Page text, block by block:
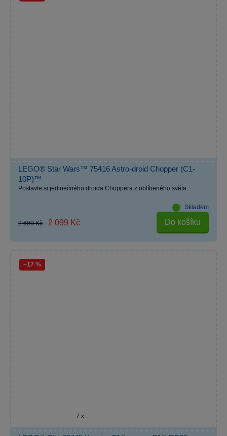
LEGO® Star Wars™ 75416 Astro-droid Chopper (C1-
10P)™
Postavte si jedinečného droida Choppera z oblíbeného světa...
Skladem
2 699 Kč 2 099 Kč Do košíku
−17 %
7 x